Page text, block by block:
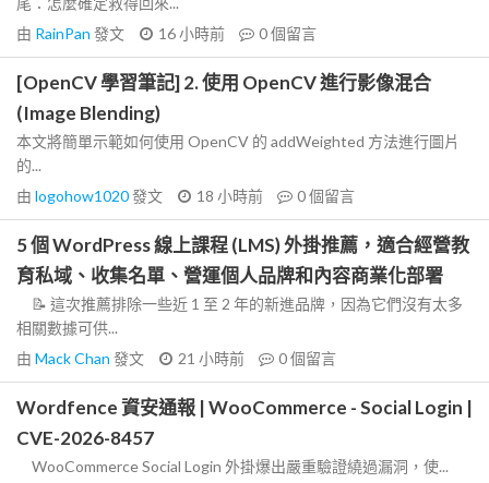
由 RainPan 發文 16 小時前 0個留言
[OpenCV 學習筆記] 2. 使用 OpenCV 進行影像混合
(Image Blending)
本文將簡單示範如何使用 OpenCV 的 addWeighted 方法進行圖片
的...
由 logohow1020發文 18 小時前 0個留言
5 個 WordPress 線上課程 (LMS) 外掛推薦，適合經營教
育私域、收集名單、營運個人品牌和內容商業化部署
📝 這次推薦排除一些近 1 至 2 年的新進品牌，因為它們沒有太多
相關數據可供...
由 Mack Chan 發文 21 小時前 0個留言
Wordfence 資安通報 | WooCommerce - Social Login |
CVE-2026-8457
WooCommerce Social Login 外掛爆出嚴重驗證繞過漏洞，使...